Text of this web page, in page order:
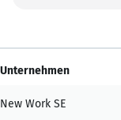
Unternehmen
New Work SE